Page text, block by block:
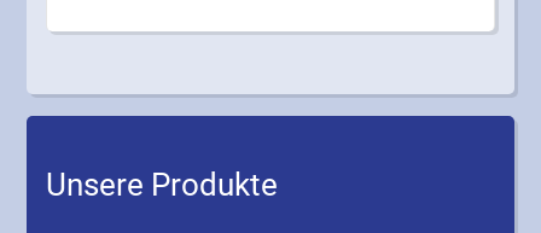
Unsere Produkte